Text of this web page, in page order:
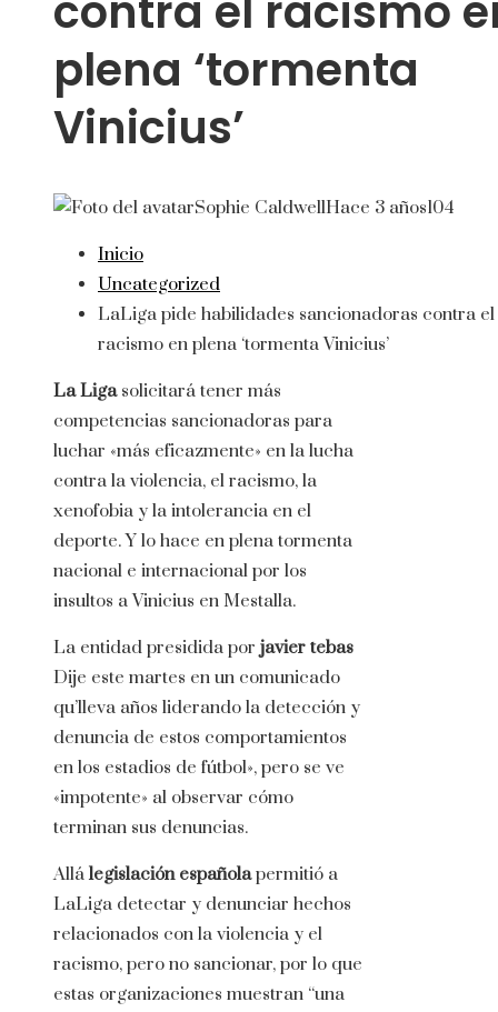
plena ‘tormenta
Vinicius’
Sophie CaldwellHace 3 años104
Inicio
Uncategorized
LaLiga pide habilidades sancionadoras contra el
racismo en plena ‘tormenta Vinicius’
La Ligasolicitará tener más
competencias sancionadoras para
luchar «más eficazmente» en la lucha
contra la violencia, el racismo, la
xenofobia y la intolerancia en el
deporte. Y lo hace en plena tormenta
nacional e internacional por los
insultos a Vinicius en Mestalla.
La entidad presidida por javier tebas
Dije este martes en un comunicado
qu’lleva años liderando la detección y
denuncia de estos comportamientos
en los estadios de fútbol», pero se ve
«impotente» al observar cómo
terminan sus denuncias.
Allá legislación españolapermitió a
LaLiga detectar y denunciar hechos
relacionados con la violencia y el
racismo, pero no sancionar, por lo que
estas organizaciones muestran “una